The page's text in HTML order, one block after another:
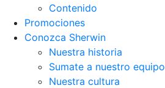
Contenido
Promociones
Conozca Sherwin
Nuestra historia
Sumate a nuestro equipo
Nuestra cultura